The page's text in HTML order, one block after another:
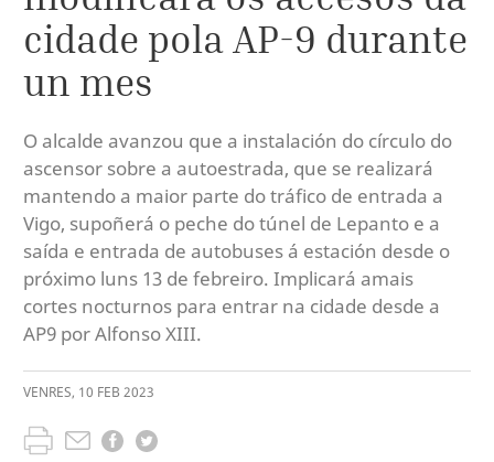
cidade pola AP-9 durante
un mes
O alcalde avanzou que a instalación do círculo do
ascensor sobre a autoestrada, que se realizará
mantendo a maior parte do tráfico de entrada a
Vigo, supoñerá o peche do túnel de Lepanto e a
saída e entrada de autobuses á estación desde o
próximo luns 13 de febreiro. Implicará amais
cortes nocturnos para entrar na cidade desde a
AP9 por Alfonso XIII.
VENRES, 10 FEB 2023